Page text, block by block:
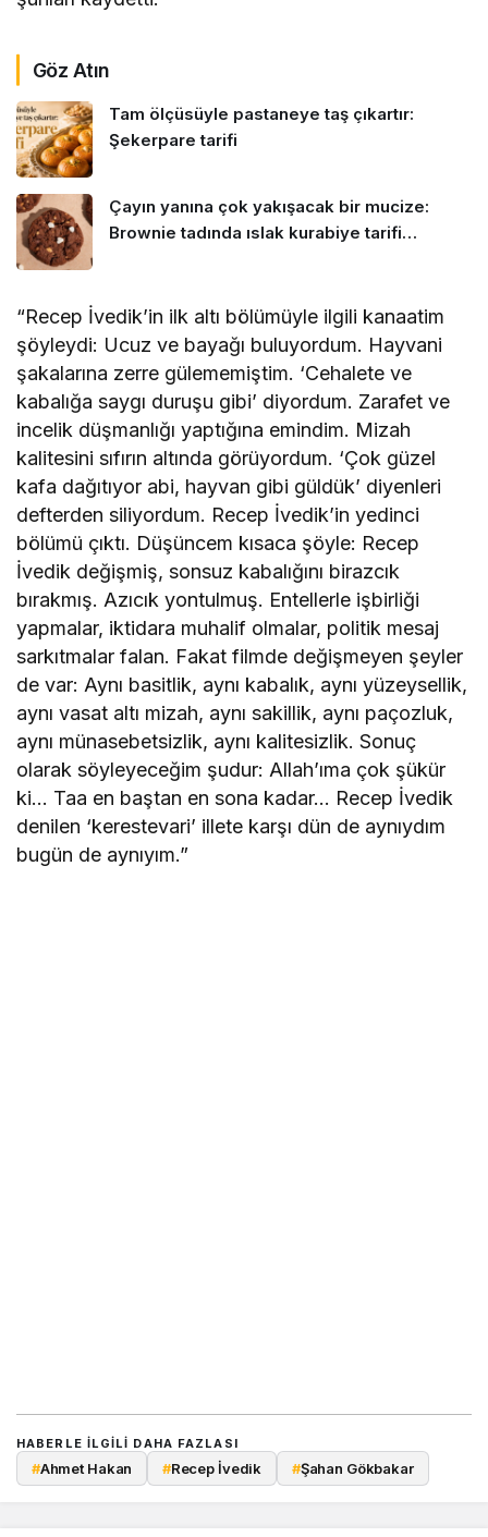
Göz Atın
Tam ölçüsüyle pastaneye taş çıkartır:
Şekerpare tarifi
Çayın yanına çok yakışacak bir mucize:
Brownie tadında ıslak kurabiye tarifi…
“Recep İvedik’in ilk altı bölümüyle ilgili kanaatim
şöyleydi: Ucuz ve bayağı buluyordum. Hayvani
şakalarına zerre gülememiştim. ‘Cehalete ve
kabalığa saygı duruşu gibi’ diyordum. Zarafet ve
incelik düşmanlığı yaptığına emindim. Mizah
kalitesini sıfırın altında görüyordum. ‘Çok güzel
kafa dağıtıyor abi, hayvan gibi güldük’ diyenleri
defterden siliyordum. Recep İvedik’in yedinci
bölümü çıktı. Düşüncem kısaca şöyle: Recep
İvedik değişmiş, sonsuz kabalığını birazcık
bırakmış. Azıcık yontulmuş. Entellerle işbirliği
yapmalar, iktidara muhalif olmalar, politik mesaj
sarkıtmalar falan. Fakat filmde değişmeyen şeyler
de var: Aynı basitlik, aynı kabalık, aynı yüzeysellik,
aynı vasat altı mizah, aynı sakillik, aynı paçozluk,
aynı münasebetsizlik, aynı kalitesizlik. Sonuç
olarak söyleyeceğim şudur: Allah’ıma çok şükür
ki… Taa en baştan en sona kadar… Recep İvedik
denilen ‘kerestevari’ illete karşı dün de aynıydım
bugün de aynıyım.”
HABERLE ILGILI DAHA FAZLASI
#Ahmet Hakan #Recep İvedik #Şahan Gökbakar